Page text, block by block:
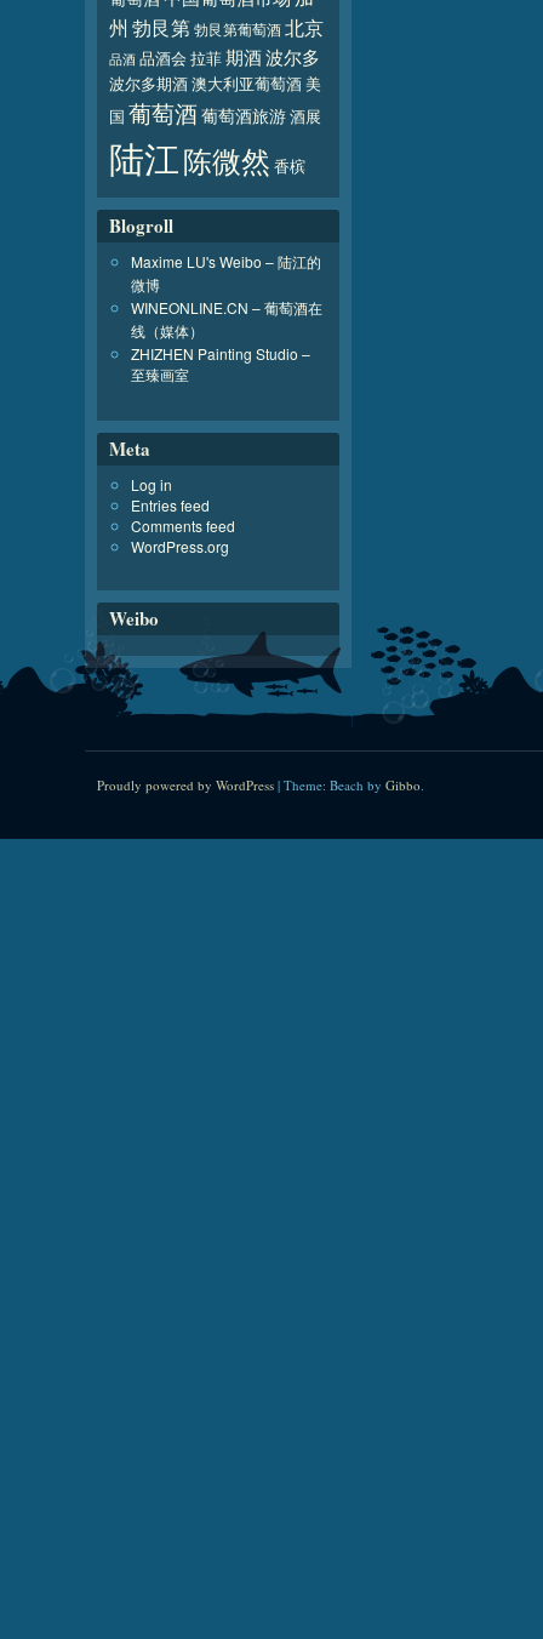
州 勃艮第勃艮第葡萄酒北京
品酒品酒会 拉菲期酒波尔多
波尔多期酒澳大利亚葡萄酒美
国 葡萄酒葡萄酒旅游酒展
陆江陈微然 香槟
Blogroll
Maxime LU's Weibo – 陆江的
微博
WINEONLINE.CN – 葡萄酒在
线（媒体）
ZHIZHEN Painting Studio –
至臻画室
Meta
Log in
Entries feed
Comments feed
WordPress.org
Weibo
Proudly powered by WordPress | Theme: Beach by Gibbo.